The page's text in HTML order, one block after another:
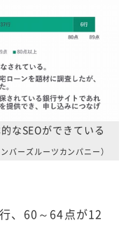
なSEOができている
ンバーズルーツカンパニー）
、60～64点が12